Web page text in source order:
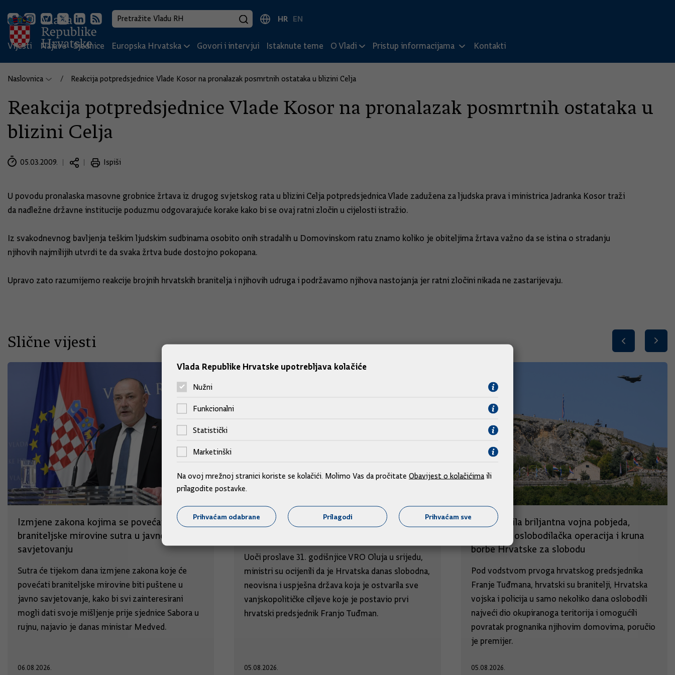
HR EN
Vijesti Najave Sjednice Europska Hrvatska Govori i intervjui Istaknute teme O Vladi Pristup informacijama Kontakti
Naslovnica Reakcija potpredsjednice Vlade Kosor na pronalazak posmrtnih ostataka u blizini Celja
Reakcija potpredsjednice Vlade Kosor na pronalazak posmrtnih ostataka u
blizini Celja
05.03.2009. Ispiši
U povodu pronalaska masovne grobnice žrtava iz drugog svjetskog rata u blizini Celja potpredsjednica Vlade zadužena za ljudska prava i ministrica Jadranka Kosor traži
da nadležne državne institucije poduzmu odgovarajuće korake kako bi se ovaj ratni zločin u cijelosti istražio.
Iz svakodnevnog bavljenja teškim ljudskim sudbinama osobito onih stradalih u Domovinskom ratu znamo koliko je obiteljima žrtava važno da se istina o stradanju
njihovih najmilijih utvrdi te da svaka žrtva bude dostojno pokopana.
Upravo zato razumijemo reakcije brojnih hrvatskih branitelja i njihovih udruga i podržavamo njihova nastojanja jer ratni zločini nikada ne zastarijevaju.
Slične vijesti
Izmjene zakona kojima se povećavaju
braniteljske mirovine sutra u javnom
savjetovanju
Sutra će tijekom dana izmjene zakona koje će
povećati braniteljske mirovine biti puštene u
javno savjetovanje, kako bi svi zainteresirani
mogli dati svoje mišljenje prije sjednice Sabora u
rujnu, najavio je danas ministar Medved.
06.08.2026.
Hrvatska je danas slobodna, neovisna i
Uoči proslave 31. godišnjice VRO Oluja u srijedu,
ministri su ocijenili da je Hrvatska danas slobodna,
neovisna i uspješna država koja je ostvarila sve
vanjskopolitičke ciljeve koje je postavio prvi
hrvatski predsjednik Franjo Tuđman.
05.08.2026.
Oluja je bila briljantna vojna pobjeda,
legitimna oslobodilačka operacija i kruna
borbe Hrvatske za slobodu
Pod vodstvom prvoga hrvatskog predsjednika
Franje Tuđmana, hrvatski su branitelji, Hrvatska
vojska i policija u samo nekoliko dana oslobodili
najveći dio okupiranoga teritorija i omogućili
povratak prognanika njihovim domovima, poručio
je premijer.
05.08.2026.
Vlada Republike Hrvatske upotrebljava kolačiće
Nužni
Funkcionalni
Statistički
Marketinški
Na ovoj mrežnoj stranici koriste se kolačići. Molimo Vas da pročitate Obavijest o kolačićima ili
prilagodite postavke.
Prihvaćam odabrane Prilagodi Prihvaćam sve